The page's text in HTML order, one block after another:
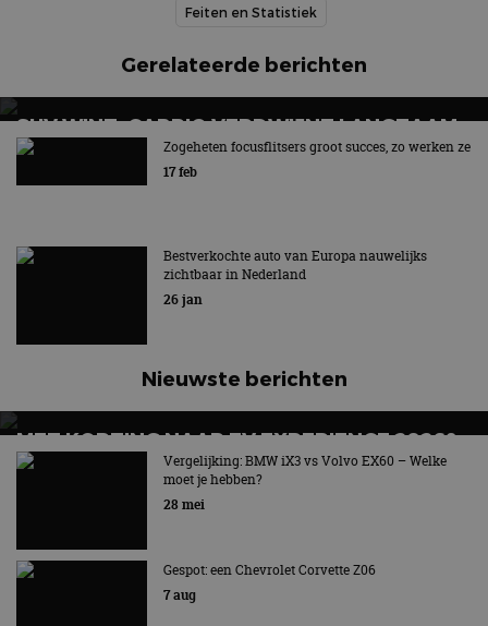
Feiten en Statistiek
Gerelateerde berichten
SUV WINT, CABRIO VERDWIJNT LANGZAAM
UIT BEELD
Hét symbool van vrijheid en rijplezier verdwijnt
Zogeheten focusflitsers groot succes, zo werken ze
17 feb
Bestverkochte auto van Europa nauwelijks
zichtbaar in Nederland
26 jan
Nieuwste berichten
MET KORTING NAAR EV EXPERIENCE 2026?
AUTORAI REGELT HET!
EV Experience 2026 van 24 tot 26 september
Vergelijking: BMW iX3 vs Volvo EX60 – Welke
moet je hebben?
28 mei
Gespot: een Chevrolet Corvette Z06
7 aug